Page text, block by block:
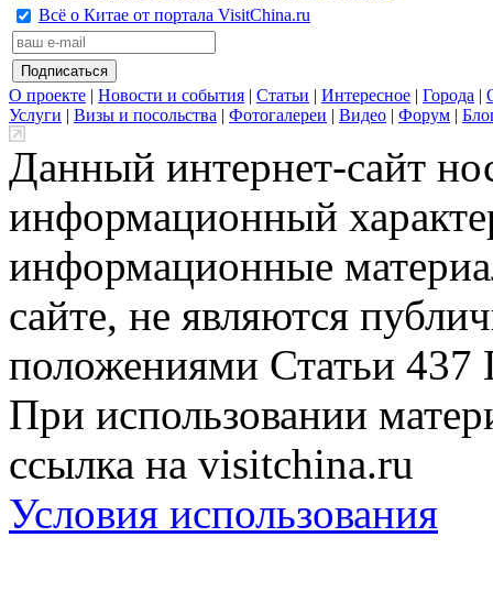
Всё о Китае от портала VisitChina.ru
О проекте | Новости и события | Статьи | Интересное | Города |
Услуги | Визы и посольства | Фотогалереи | Видео | Форум |
Данный интернет-сайт
информационный
информационные
сайте, не являются
положениями Статьи 437
При использовании
ссылка на visitchina.ru
Условия использования